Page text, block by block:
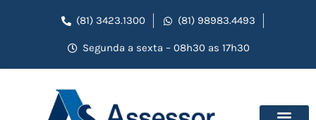
(81) 3423.1300 (81) 98983.4493
Segunda a sexta – 08h30 as 17h30